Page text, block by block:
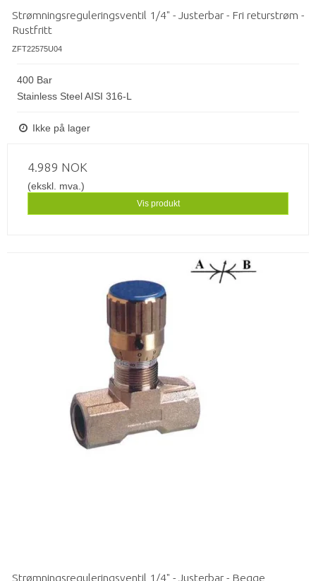
Strømningsreguleringsventil 1/4" - Justerbar - Fri returstrøm -
Rustfritt
ZFT22575U04
400 Bar
Stainless Steel AISI 316-L
Ikke på lager
4.989 NOK
(ekskl. mva.)
Vis produkt
Strømningsreguleringsventil 1/4" - Justerbar - Begge